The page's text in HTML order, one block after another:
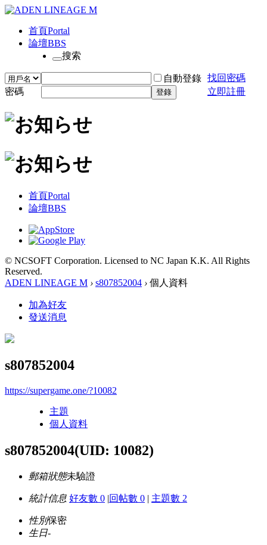
首頁Portal
論壇BBS
搜索
自動登錄 找回密碼
密碼
登錄 立即註冊
首頁Portal
論壇BBS
© NCSOFT Corporation. Licensed to NC Japan K.K. All Rights
Reserved.
ADEN LINEAGE M › s807852004 › 個人資料
加為好友
發送消息
s807852004
https://supergame.one/?10082
主題
個人資料
s807852004(UID: 10082)
郵箱狀態未驗證
統計信息 好友數 0 |回帖數 0 | 主題數 2
性別保密
生日-